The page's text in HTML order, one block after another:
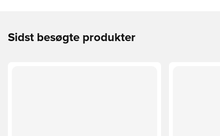
Sidst besøgte produkter